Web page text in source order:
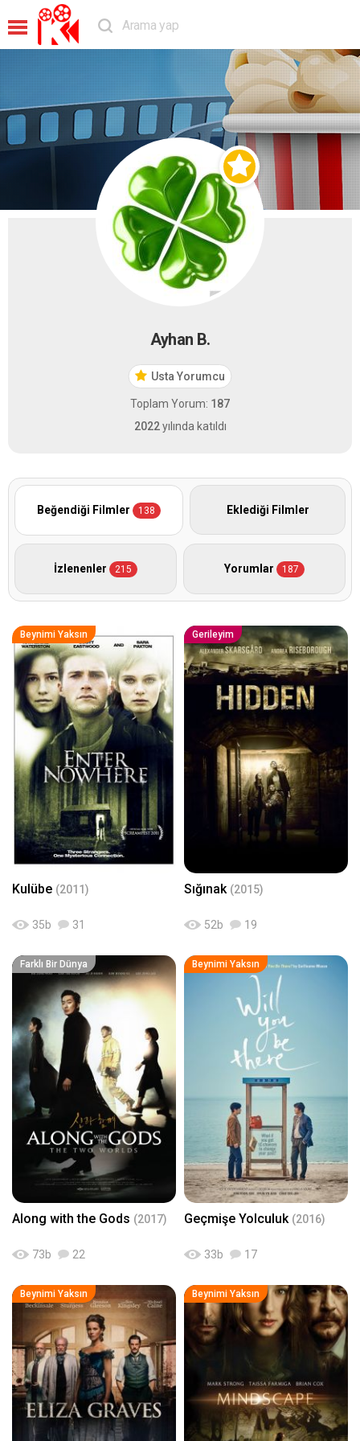
Ayhan B.
Usta Yorumcu
Toplam Yorum: 187
2022yılında katıldı
Beğendiği Filmler 138 Eklediği Filmler
İzlenenler 215 Yorumlar 187
Beynimi Yaksın
Kulübe (2011)
35b 31
Gerileyim
Sığınak (2015)
52b 19
Farklı Bir Dünya
Along with the Gods (2017)
73b 22
Beynimi Yaksın
Geçmişe Yolculuk (2016)
33b 17
Beynimi Yaksın Beynimi Yaksın